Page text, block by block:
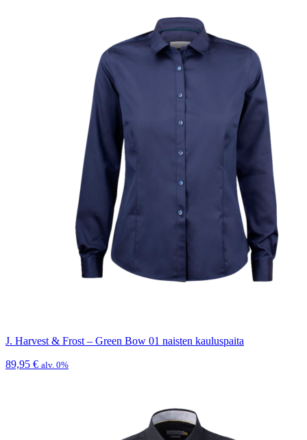
J. Harvest & Frost – Green Bow 01 naisten kauluspaita
89,95 € alv. 0%